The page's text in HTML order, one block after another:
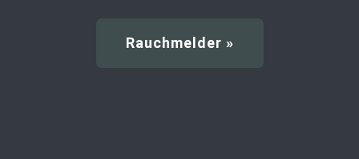
Rauch­melder »